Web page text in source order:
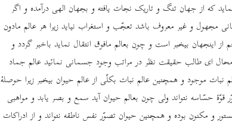
که از جهان تنگ و تاریک نجات یافته و بجهان الهی درآمده و اگر
مجهول و غیر معروف باشد تعجّب و استغراب نیاید زیرا هر عالم مادون
اینجهان بیخبر است و چون بعالم مافوق انتقال نماید باخبر گردد و
ای طالب حقیقت نظر در مراتب وجود جسمانی نمائید عالم جماد
موجود و همچنین عالم نبات بکلّی از عالم حیوان بیخبر زیرا حوصلۀ
قوّۀ حسّاسه نتواند ولی چون بعالم حیوان آید سمع و بصر یابد و مواهبی
و مکنون بوده و همچنین حیوان تصوّر نفس ناطقه نتواند و از ادراکات